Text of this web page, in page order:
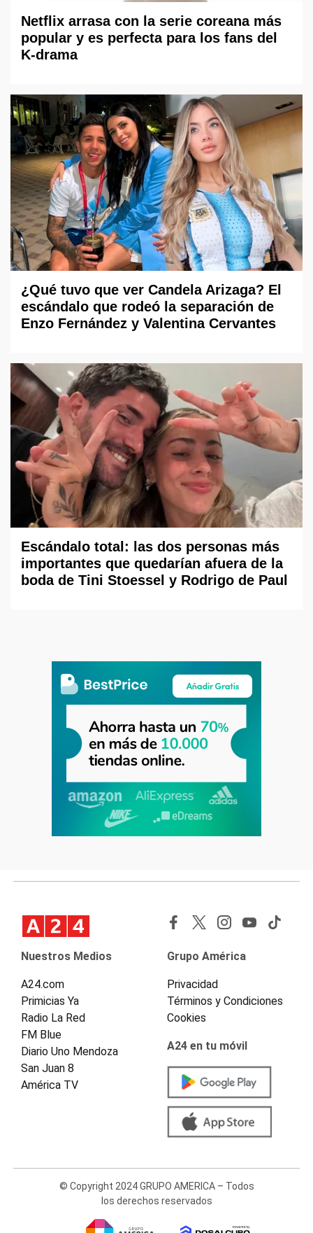
Netflix arrasa con la serie coreana más
popular y es perfecta para los fans del
K-drama
¿Qué tuvo que ver Candela Arizaga? El
escándalo que rodeó la separación de
Enzo Fernández y Valentina Cervantes
Escándalo total: las dos personas más
importantes que quedarían afuera de la
boda de Tini Stoessel y Rodrigo de Paul
Nuestros Medios
A24.com
Primicias Ya
Radio La Red
FM Blue
Diario Uno Mendoza
San Juan 8
América TV
Grupo América
Privacidad
Términos y Condiciones
Cookies
A24 en tu móvil
© Copyright 2024 GRUPO AMERICA – Todos
los derechos reservados